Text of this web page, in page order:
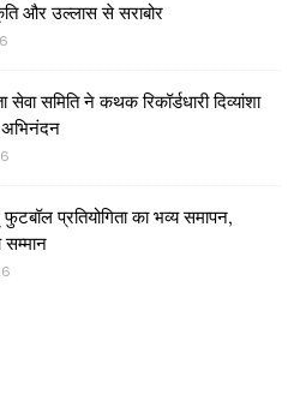
और उल्लास से सराबोर
समिति ने कथक रिकॉर्डधारी दिव्यांशा
अभिनंदन
फुटबॉल प्रतियोगिता का भव्य समापन,